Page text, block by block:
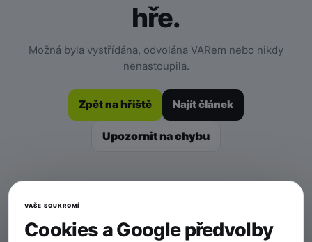
hře.
Možná byla vystřídána, odvolána VARem nebo nikdy
nenastoupila.
Zpět na hřiště Najít článek
Upozornit na chybu
VAŠE SOUKROMÍ
Cookies a Google předvolby